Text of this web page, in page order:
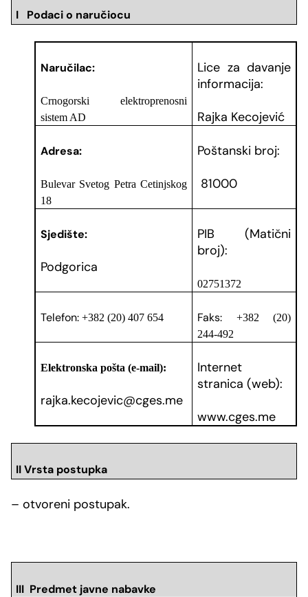
I Podaci o naručiocu
Naručilac:
Crnogorski elektroprenosni
sistem AD
Lice za davanje
informacija:
Rajka Kecojević
Adresa:
Bulevar Svetog Petra Cetinjskog
18
Poštanski broj:
81000
Sjedište:
Podgorica
PIB (Matični
broj):
02751372
Telefon: +382 (20) 407 654 Faks:
+382 (20)
244-492
Elektronska pošta (e-mail):
rajka.kecojevic@cges.me
Internet
stranica (web):
www.cges.me
II Vrsta postupka
– otvoreni postupak.
III Predmet javne nabavke